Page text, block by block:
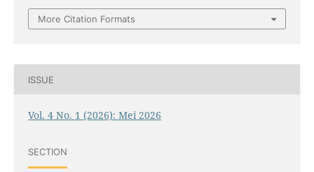
More Citation Formats
ISSUE
Vol. 4 No. 1 (2026): Mei 2026
SECTION